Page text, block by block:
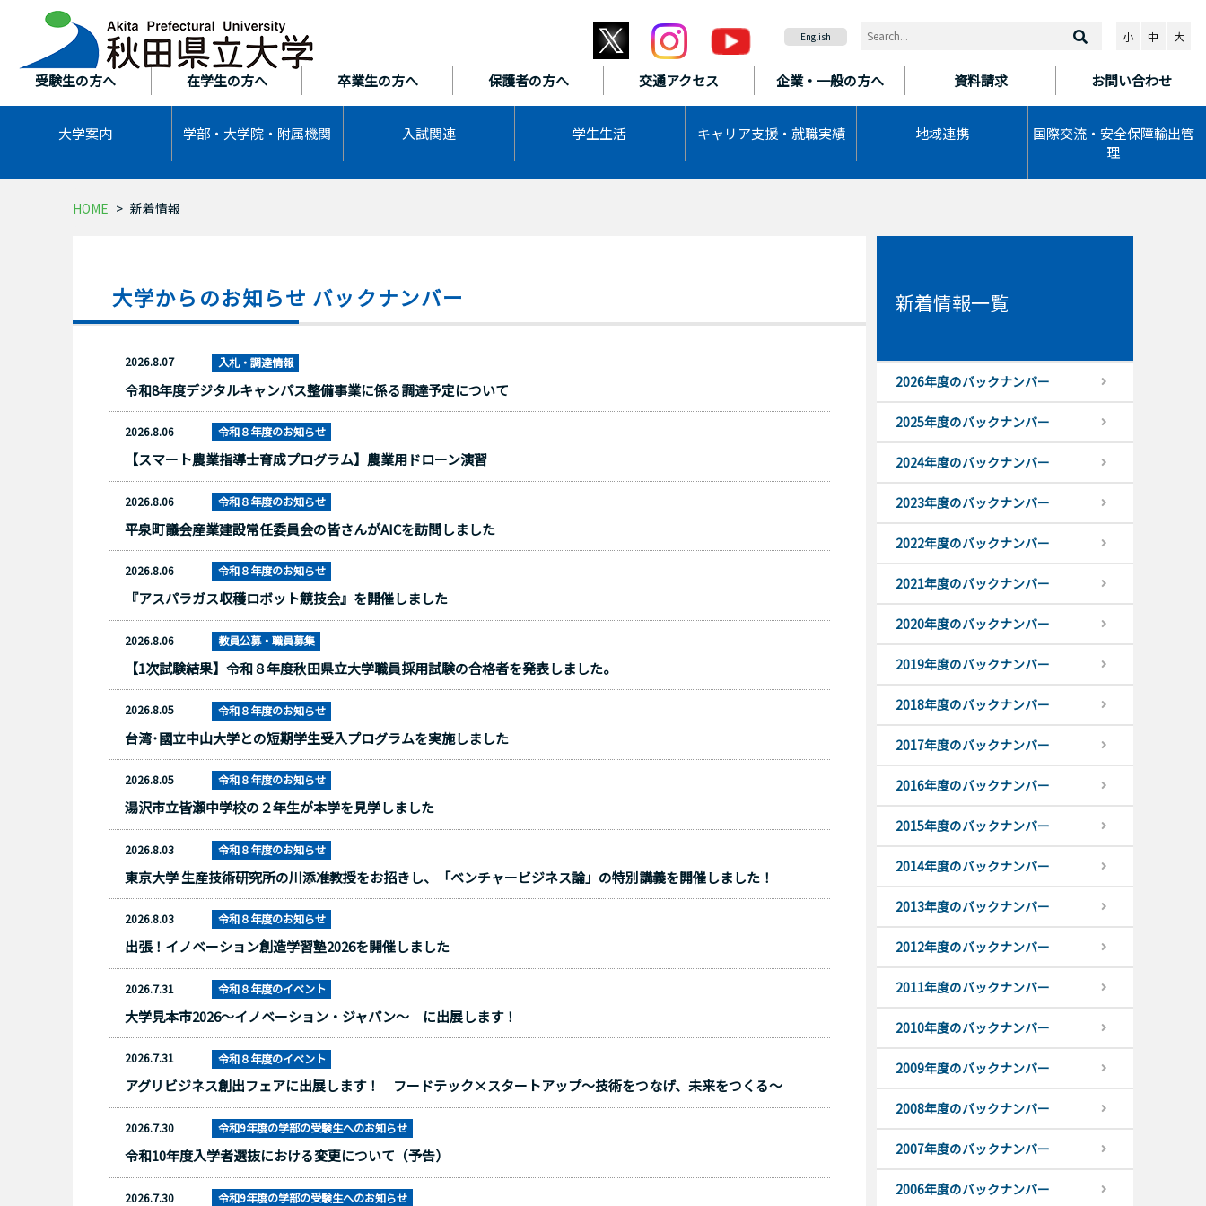
受験生の方へ 在学生の方へ 卒業生の方へ 保護者の方へ 交通アクセス 企業・一般の方へ 資料請求 お問い合わせ
大学案内 学部・大学院・ 附属機関 入試関連 学生生活 キャリア支援・ 就職実績 地域連携
国際交流・安全保障輸出管
理
English 小 中 大
HOME 新着情報
大学からのお知らせ バックナンバー
入札・調達情報
2026.8.07
令和8年度デジタルキャンパス整備事業に係る調達予定について
令和８年度のお知らせ
2026.8.06
【スマート農業指導士育成プログラム】農業用ドローン演習
令和８年度のお知らせ
2026.8.06
平泉町議会産業建設常任委員会の皆さんがAICを訪問しました
令和８年度のお知らせ
2026.8.06
『アスパラガス収穫ロボット競技会』を開催しました
教員公募・職員募集
2026.8.06
【1次試験結果】令和８年度秋田県立大学職員採用試験の合格者を発表しました。
令和８年度のお知らせ
2026.8.05
台湾･國立中山大学との短期学生受入プログラムを実施しました
令和８年度のお知らせ
2026.8.05
湯沢市立皆瀬中学校の２年生が本学を見学しました
令和８年度のお知らせ
2026.8.03
東京大学 生産技術研究所の川添准教授をお招きし、「ベンチャービジネス論」の特別講義を開催しました！
令和８年度のお知らせ
2026.8.03
出張！イノベーション創造学習塾2026を開催しました
令和８年度のイベント
2026.7.31
大学見本市2026〜イノベーション・ジャパン～ に出展します！
令和８年度のイベント
2026.7.31
アグリビジネス創出フェアに出展します！ フードテック×スタートアップ～技術をつなげ、未来をつくる～
令和9年度の学部の受験生へのお知らせ
2026.7.30
令和10年度入学者選抜における変更について（予告）
令和9年度の学部の受験生へのお知らせ
2026.7.30
新着情報一覧
2026年度のバックナンバー
2025年度のバックナンバー
2024年度のバックナンバー
2023年度のバックナンバー
2022年度のバックナンバー
2021年度のバックナンバー
2020年度のバックナンバー
2019年度のバックナンバー
2018年度のバックナンバー
2017年度のバックナンバー
2016年度のバックナンバー
2015年度のバックナンバー
2014年度のバックナンバー
2013年度のバックナンバー
2012年度のバックナンバー
2011年度のバックナンバー
2010年度のバックナンバー
2009年度のバックナンバー
2008年度のバックナンバー
2007年度のバックナンバー
2006年度のバックナンバー